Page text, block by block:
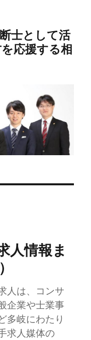
士として活
応援する相
人情報ま
人は、コンサ
企業や士業事
多岐にわたり
求人媒体の